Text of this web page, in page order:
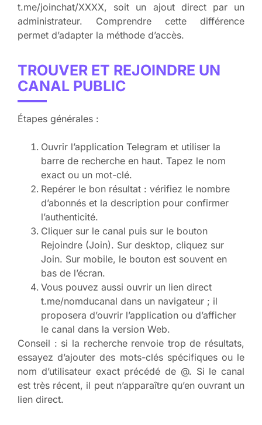
t.me/joinchat/XXXX, soit un ajout direct par un
administrateur. Comprendre cette différence
permet d’adapter la méthode d’accès.
TROUVER ET REJOINDRE UN
CANAL PUBLIC
Étapes générales :
Ouvrir l’application Telegram et utiliser la
barre de recherche en haut. Tapez le nom
exact ou un mot-clé.
Repérer le bon résultat : vérifiez le nombre
d’abonnés et la description pour confirmer
l’authenticité.
Cliquer sur le canal puis sur le bouton
Rejoindre (Join). Sur desktop, cliquez sur
Join. Sur mobile, le bouton est souvent en
bas de l’écran.
Vous pouvez aussi ouvrir un lien direct
t.me/nomducanal dans un navigateur ; il
proposera d’ouvrir l’application ou d’afficher
le canal dans la version Web.
Conseil : si la recherche renvoie trop de résultats,
essayez d’ajouter des mots-clés spécifiques ou le
nom d’utilisateur exact précédé de @. Si le canal
est très récent, il peut n’apparaître qu’en ouvrant un
lien direct.